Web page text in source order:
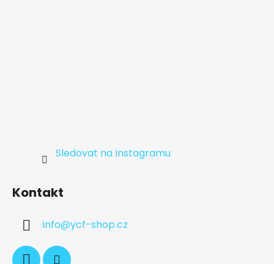
Sledovat na Instagramu
Kontakt
info@ycf-shop.cz